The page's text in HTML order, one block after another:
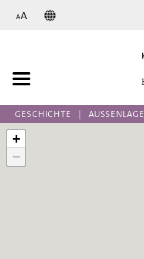
GESCHICHTE AUSSENLAGER
+
−